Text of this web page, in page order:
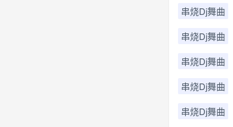
串烧Dj舞曲
串烧Dj舞曲
串烧Dj舞曲
串烧Dj舞曲
串烧Dj舞曲